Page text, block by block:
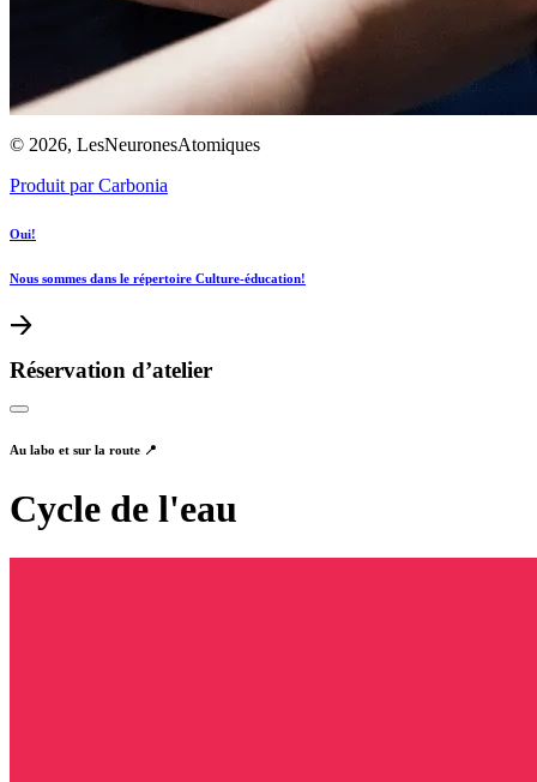
© 2026, LesNeuronesAtomiques
Produit par Carbonia
Oui!
Nous sommes dans le répertoire Culture-éducation!
Réservation d’atelier
Au labo et sur la route 📍
Cycle de l'eau